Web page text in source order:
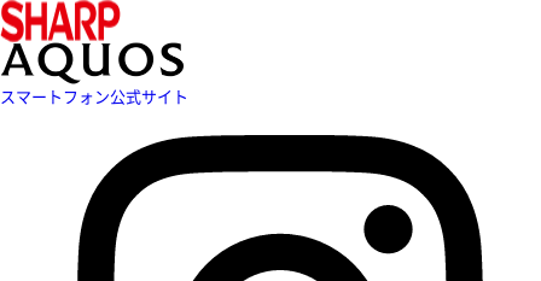
スマートフォン公式サイト